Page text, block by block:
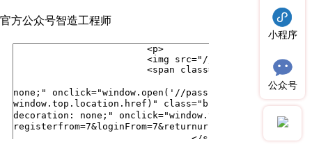
官方公众号智造工程师
小程序
公众号